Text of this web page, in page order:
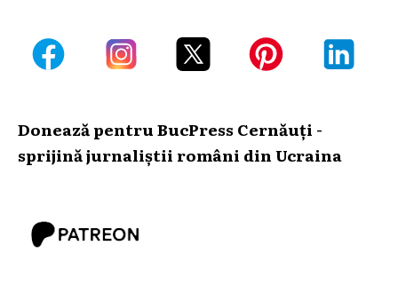
Donează pentru BucPress Cernăuți -
sprijină jurnaliștii români din Ucraina